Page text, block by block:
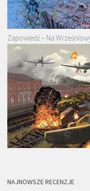
Zapowiedź – Na
NAJNOWSZE RECENZJE